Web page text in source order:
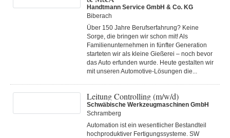
Handtmann Service GmbH & Co. KG
Biberach
Über 150 Jahre Berufserfahrung? Keine
Sorge, die bringen wir schon mit! Als
Familienunternehmen in fünfter Generation
starteten wir als kleine Gießerei – noch bevor
das Auto erfunden wurde. Heute gestalten wir
mit unseren Automotive-Lösungen die...
Leitung Controlling (m/w/d)
Schwäbische Werkzeugmaschinen GmbH
Schramberg
Automation ist ein wesentlicher Bestandteil
hochproduktiver Fertigungssysteme. SW